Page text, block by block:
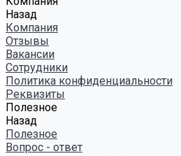
Назад
Компания
Отзывы
Вакансии
Сотрудники
Политика конфиденциальности
Реквизиты
Полезное
Назад
Полезное
Вопрос - ответ